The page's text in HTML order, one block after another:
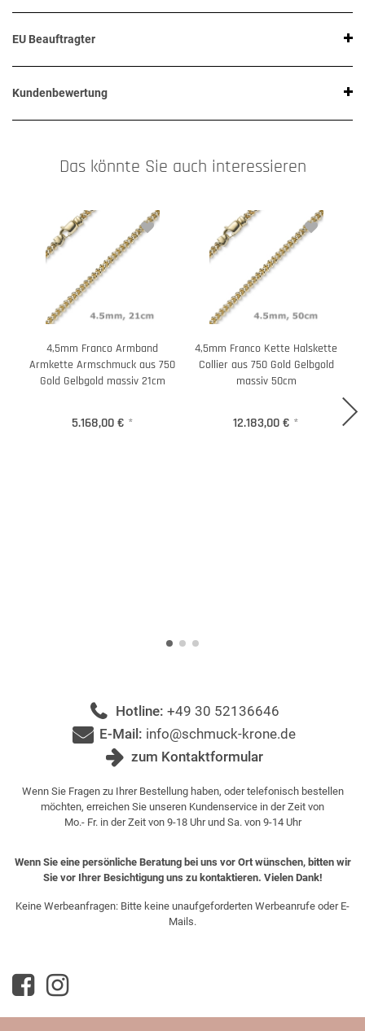
EU Beauftragter
Kundenbewertung
Das könnte Sie auch interessieren
4,5mm Franco Armband
Armkette Armschmuck aus 750
Gold Gelbgold massiv 21cm
5.168,00 € *
4,5mm Franco Kette Halskette
Collier aus 750 Gold Gelbgold
massiv 50cm
12.183,00 € *
Hotline: +49 30 52136646
E-Mail: info@schmuck-krone.de
zum Kontaktformular
Wenn Sie Fragen zu Ihrer Bestellung haben, oder telefonisch bestellen
möchten, erreichen Sie unseren Kundenservice in der Zeit von
Mo.- Fr. in der Zeit von 9-18 Uhr und Sa. von 9-14 Uhr
Wenn Sie eine persönliche Beratung bei uns vor Ort wünschen, bitten wir
Sie vor Ihrer Besichtigung uns zu kontaktieren. Vielen Dank!
Keine Werbeanfragen: Bitte keine unaufgeforderten Werbeanrufe oder E-
Mails.